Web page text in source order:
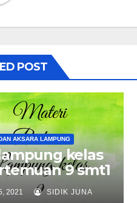
POST
AKSARA LAMPUNG
kelas
9 smt1
2021 SIDIK JUNA